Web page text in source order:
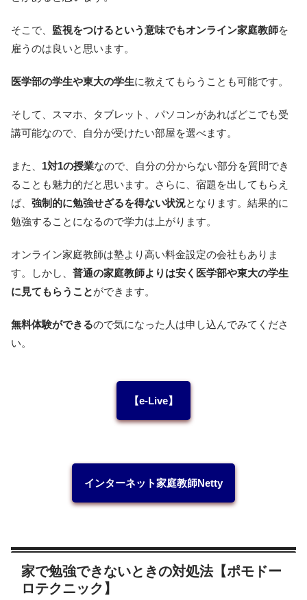
そこで、 監視をつけるという意味でもオンライン家庭教師を
雇うのは良いと思います。
医学部の学生や東大の学生に教えてもらうことも可能です。
そして、スマホ、タブレット、パソコンがあればどこでも受
講可能なので、自分が受けたい部屋を選べます。
また、 1対1の授業なので、自分の分からない部分を質問でき
ることも魅力的だと思います。さらに、宿題を出してもらえ
ば、 強制的に勉強せざるを得ない状況となります。結果的に
勉強することになるので学力は上がります。
オンライン家庭教師は塾より高い料金設定の会社もありま
す。しかし、 普通の家庭教師よりは安く医学部や東大の学生
に見てもらうことができます。
無料体験ができるので気になった人は申し込んでみてくださ
い。
【e-Live】
インターネット家庭教師Netty
家で勉強できないときの対処法【ポモドー
ロテクニック】